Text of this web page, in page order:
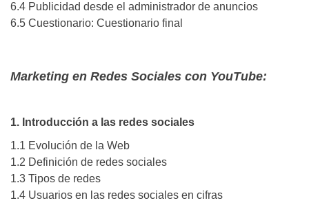
6.4 Publicidad desde el administrador de anuncios
6.5 Cuestionario: Cuestionario final
Marketing en Redes Sociales con YouTube:
1. Introducción a las redes sociales
1.1 Evolución de la Web
1.2 Definición de redes sociales
1.3 Tipos de redes
1.4 Usuarios en las redes sociales en cifras